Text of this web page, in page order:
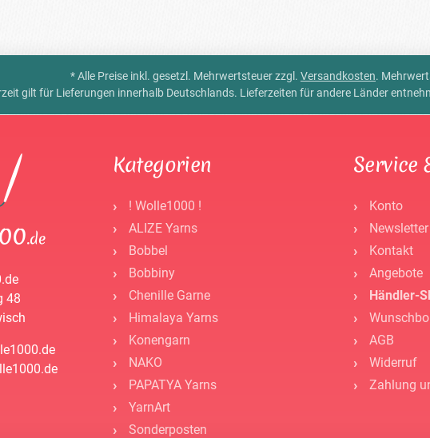
* Alle Preise inkl. gesetzl. Mehrwertsteuer zzgl. Versandkosten.
gilt für Lieferungen innerhalb Deutschlands. Lieferzeiten für andere Länder
48
Kategorien
! Wolle1000 !
ALIZE Yarns
Bobbel
Bobbiny
Chenille Garne
Himalaya Yarns
Konengarn
NAKO
PAPATYA Yarns
YarnArt
Sonderposten
Service
Konto
Newsletter
Kontakt
Angebote
Händler-
AGB
Widerruf
Zahlung